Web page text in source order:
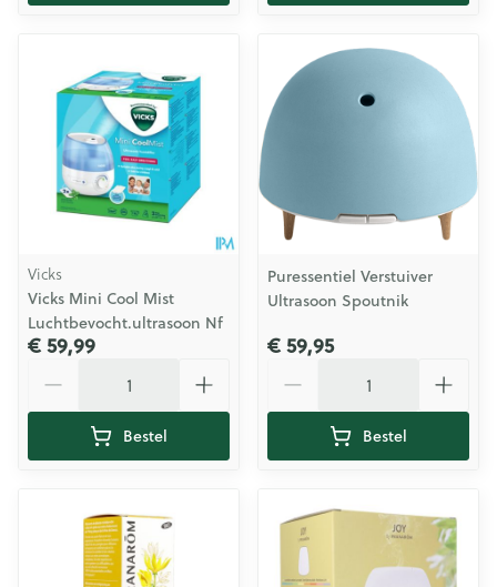
Vicks
Vicks Mini Cool Mist
Luchtbevocht.ultrasoon Nf
€ 59,99
Bestel
Puressentiel Verstuiver
Ultrasoon Spoutnik
€ 59,95
Bestel